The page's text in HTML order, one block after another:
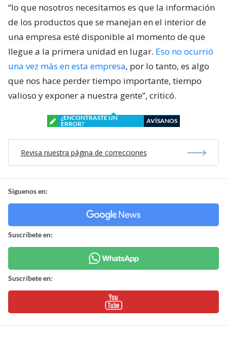
“lo que nosotros necesitamos es que la información
de los productos que se manejan en el interior de
una empresa esté disponible al momento de que
llegue a la primera unidad en lugar. Eso no ocurrió
una vez más en esta empresa, por lo tanto, es algo
que nos hace perder tiempo importante, tiempo
valioso y exponer a nuestra gente”, criticó.
¿ENCONTRASTE UN
ERROR?
AVÍSANOS
Revisa nuestra página de correcciones
Síguenos en:
Suscríbete en:
Suscríbete en: